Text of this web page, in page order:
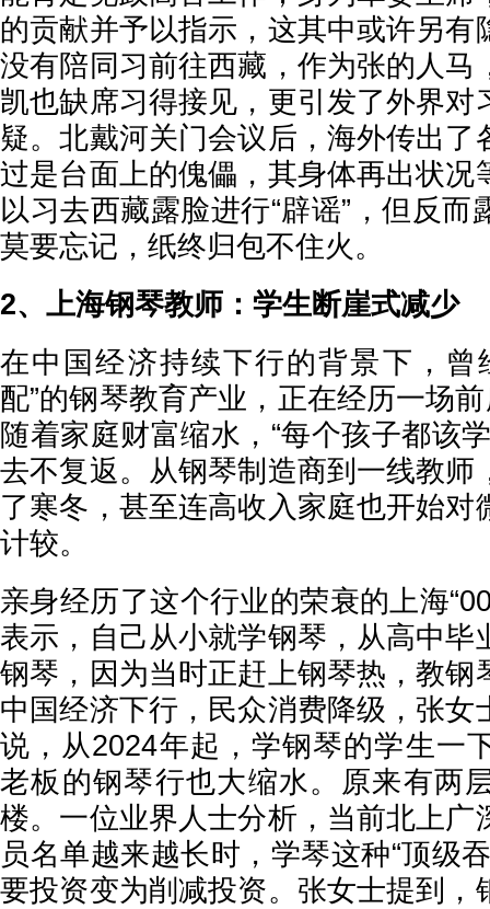
的贡献并予以指示，这其中或许另有
没有陪同习前往西藏，作为张的人马
凯也缺席习得接见，更引发了外界对
疑。北戴河关门会议后，海外传出了
过是台面上的傀儡，其身体再出状况
以习去西藏露脸进行“辟谣”，但反而
莫要忘记，纸终归包不住火。
2、上海钢琴教师：学生断崖式减少
在中国经济持续下行的背景下，曾
配”的钢琴教育产业，正在经历一场
随着家庭财富缩水，“每个孩子都该
去不复返。从钢琴制造商到一线教师
了寒冬，甚至连高收入家庭也开始对
计较。
亲身经历了这个行业的荣衰的上海
表示，自己从小就学钢琴，从高中毕
钢琴，因为当时正赶上钢琴热，教钢
中国经济下行，民众消费降级，张女
说，从2024年起，学钢琴的学生一
老板的钢琴行也大缩水。原来有两
楼。一位业界人士分析，当前北上广
员名单越来越长时，学琴这种“顶级
要投资变为削减投资。张女士提到，